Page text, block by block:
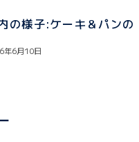
の様子:ケーキ＆パンの
年6月10日